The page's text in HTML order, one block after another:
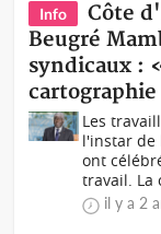
Info
Côte
Beugré
syndicaux :
Les
l'instar de
ont
travail. La
il y a 2